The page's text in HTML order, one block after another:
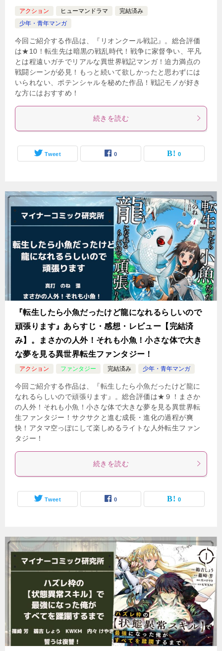
アクション ヒューマンドラマ
完結済み
少年・青年マンガ
今回ご紹介する作品は、『リオンクール戦記』。総合評価
は★10！転生先は暗黒の戦乱時代！戦争に家督争い、平凡
とは程遠いガチでリアルな異世界戦記マンガ！迫力満点の
戦闘シーンが必見！もっと続いて欲しかったと思わずには
いられない、ポテンシャルを秘めた作品！戦記モノが好き
な方にはおすすめ！
続きを読む
Tweet 0 0
『転生したら小魚だったけど龍になれるらしいので
頑張ります』あらすじ・感想・レビュー【完結済
み】。まさかの人外！それも小魚！小さな体で大き
な夢を見る異世界転生ファンタジー！
アクション ファンタジー 完結済み 少年・青年マンガ
今回ご紹介する作品は、『転生したら小魚だったけど龍に
なれるらしいので頑張ります』。総合評価は★９！まさか
の人外！それも小魚！小さな体で大きな夢を見る異世界転
生ファンタジー！サクサクと進む成長・進化の過程が爽
快！アタマ空っぽにして楽しめるライトな人外転生ファン
タジー！
続きを読む
Tweet 0 0